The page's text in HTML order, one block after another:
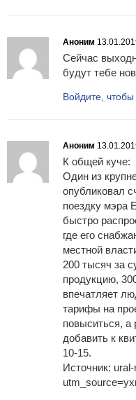
Аноним
Сейчас
будут тебе
Войдите, чтобы
Аноним
К общей куче:
Один из
опубликовал
поездку мэра
быстро
где его
местной
200 тысяч за
продукцию,
впечатляет
тарифы на
повыситься, а
добавить к
10-15.
Источник: